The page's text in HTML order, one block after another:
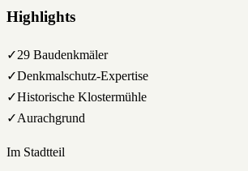
Highlights
✓29 Baudenkmäler
✓Denkmalschutz-Expertise
✓Historische Klostermühle
✓Aurachgrund
Im Stadtteil